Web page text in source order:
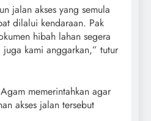
jalan akses yang semula
dilalui kendaraan. Pak
hibah lahan segera
kami anggarkan,” tutur
memerintahkan agar
akses jalan tersebut